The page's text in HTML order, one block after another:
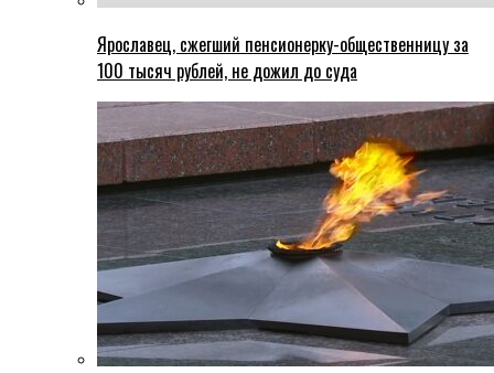
Ярославец, сжегший пенсионерку-общественницу за
100 тысяч рублей, не дожил до суда